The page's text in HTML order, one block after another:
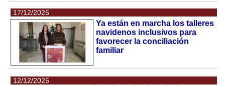
17/12/2025
Ya están en marcha los talleres
navidenos inclusivos para
favorecer la conciliación
familiar
12/12/2025